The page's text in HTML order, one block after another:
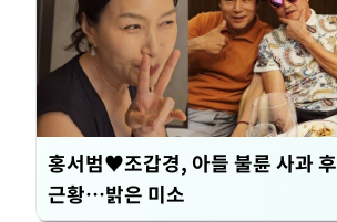
홍서범♥조갑경, 아들 불륜 사과 후
근황…밝은 미소